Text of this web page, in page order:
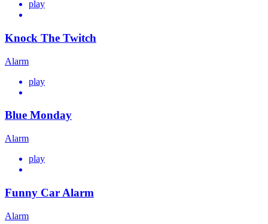
play
Knock The Twitch
Alarm
play
Blue Monday
Alarm
play
Funny Car Alarm
Alarm